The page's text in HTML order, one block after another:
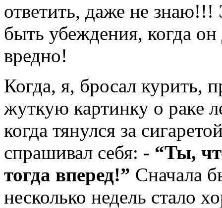
ответить, даже не
быть убеждения, когда он
вредно!
Когда, я, бросал курить,
жуткую картинку о раке
когда тянулся за
спрашивал себя: - “Ты,
тогда вперед!” Сначала
несколько недель стало